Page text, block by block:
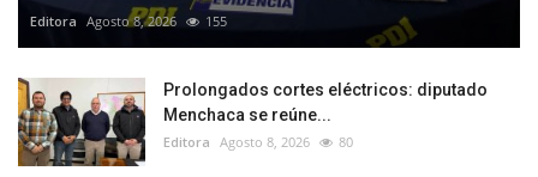
Editora Agosto 8, 2026 155
Prolongados cortes eléctricos: diputado
Menchaca se reúne...
Editora Agosto 8, 2026 80